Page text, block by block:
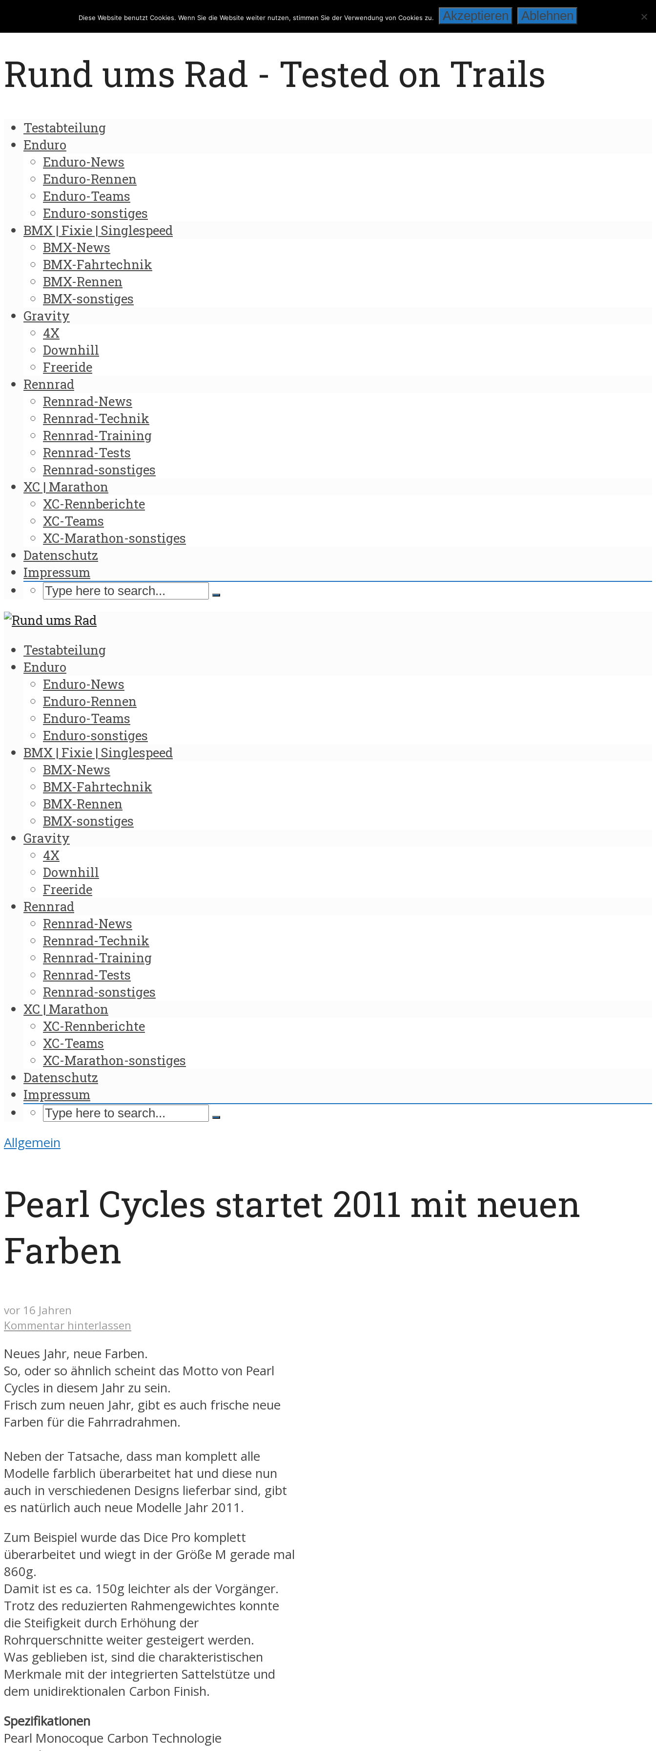
Rund ums Rad - Tested on Trails
Testabteilung
Enduro
Enduro-News
Enduro-Rennen
Enduro-Teams
Enduro-sonstiges
BMX | Fixie | Singlespeed
BMX-News
BMX-Fahrtechnik
BMX-Rennen
BMX-sonstiges
Gravity
4X
Downhill
Freeride
Rennrad
Rennrad-News
Rennrad-Technik
Rennrad-Training
Rennrad-Tests
Rennrad-sonstiges
XC | Marathon
XC-Rennberichte
XC-Teams
XC-Marathon-sonstiges
Datenschutz
Impressum
Testabteilung
Enduro
Enduro-News
Enduro-Rennen
Enduro-Teams
Enduro-sonstiges
BMX | Fixie | Singlespeed
BMX-News
BMX-Fahrtechnik
BMX-Rennen
BMX-sonstiges
Gravity
4X
Downhill
Freeride
Rennrad
Rennrad-News
Rennrad-Technik
Rennrad-Training
Rennrad-Tests
Rennrad-sonstiges
XC | Marathon
XC-Rennberichte
XC-Teams
XC-Marathon-sonstiges
Datenschutz
Impressum
Allgemein
Pearl Cycles startet 2011 mit neuen
Farben
vor 16 Jahren
Kommentar hinterlassen
Neues Jahr, neue Farben.
So, oder so ähnlich scheint das Motto von Pearl
Cycles in diesem Jahr zu sein.
Frisch zum neuen Jahr, gibt es auch frische neue
Farben für die Fahrradrahmen.
Neben der Tatsache, dass man komplett alle
Modelle farblich überarbeitet hat und diese nun
auch in verschiedenen Designs lieferbar sind, gibt
es natürlich auch neue Modelle Jahr 2011.
Zum Beispiel wurde das Dice Pro komplett
überarbeitet und wiegt in der Größe M gerade mal
860g.
Damit ist es ca. 150g leichter als der Vorgänger.
Trotz des reduzierten Rahmengewichtes konnte
die Steifigkeit durch Erhöhung der
Rohrquerschnitte weiter gesteigert werden.
Was geblieben ist, sind die charakteristischen
Merkmale mit der integrierten Sattelstütze und
dem unidirektionalen Carbon Finish.
Spezifikationen
Pearl Monocoque Carbon Technologie
Diese Website benutzt Cookies. Wenn Sie die Website weiter nutzen, stimmen Sie der Verwendung von Cookies zu. Akzeptieren Ablehnen